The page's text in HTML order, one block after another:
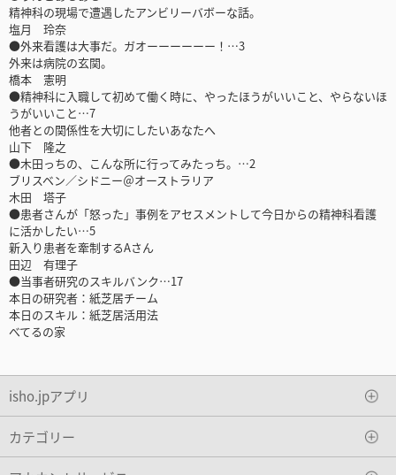
精神科の現場で遭遇したアンビリーバボーな話。
塩月 玲奈
●外来看護は大事だ。ガオーーーーーー！…3
外来は病院の玄関。
橋本 憲明
●精神科に入職して初めて働く時に、やったほうがいいこと、やらないほ
うがいいこと…7
他者との関係性を大切にしたいあなたへ
山下 隆之
●木田っちの、こんな所に行ってみたっち。…2
ブリスベン／シドニー＠オーストラリア
木田 塔子
●患者さんが「怒った」事例をアセスメントして今日からの精神科看護
に活かしたい…5
新入り患者を牽制するAさん
田辺 有理子
●当事者研究のスキルバンク…17
本日の研究者：紙芝居チーム
本日のスキル：紙芝居活用法
べてるの家
isho.jpアプリ
カテゴリー